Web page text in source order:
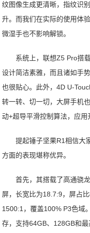
纹图像生成更清晰，指纹识
升。而我们在实际的使用体
微湿手也不影响解锁。
系统上，联想Z5 Pro搭
设计简洁素雅，而且诸如手
也很贴心。此外，4D U-
转一转、切一切，大屏手机
动+超导平滑控制算法，应用
提起锤子坚果R1相信大
方面的表现堪称优异。
首先，其搭载了高通骁
屏，长宽比为18.7:9，屏占
1500:1，覆盖100% P3色域
存，支持64GB、128GB和最